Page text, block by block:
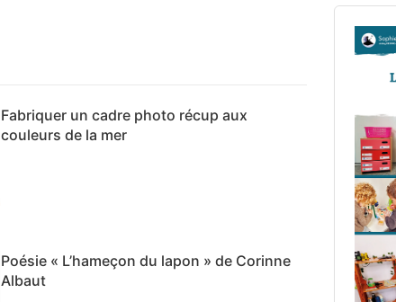
Fabriquer un cadre photo récup aux
couleurs de la mer
Poésie « L’hameçon du lapon » de Corinne
Albaut